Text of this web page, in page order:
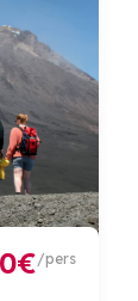
/pers